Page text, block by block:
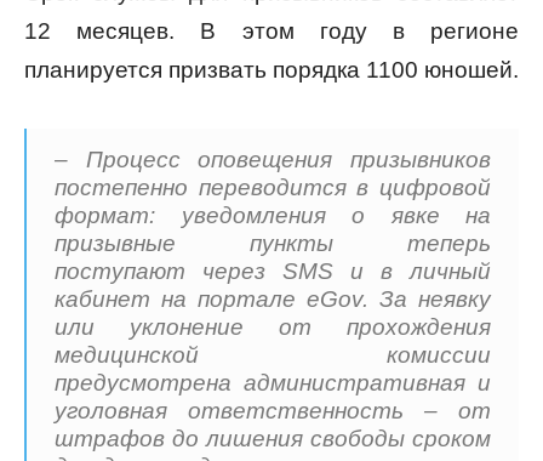
12 месяцев. В этом году в регионе
планируется призвать порядка 1100 юношей.
– Процесс оповещения призывников
постепенно переводится в цифровой
формат: уведомления о явке на
призывные пункты теперь
поступают через SMS и в личный
кабинет на портале eGov. За неявку
или уклонение от прохождения
медицинской комиссии
предусмотрена административная и
уголовная ответственность – от
штрафов до лишения свободы сроком